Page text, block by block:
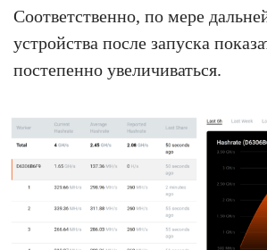
Соответственно, по мере
устройства после запуска
постепенно увеличиваться.